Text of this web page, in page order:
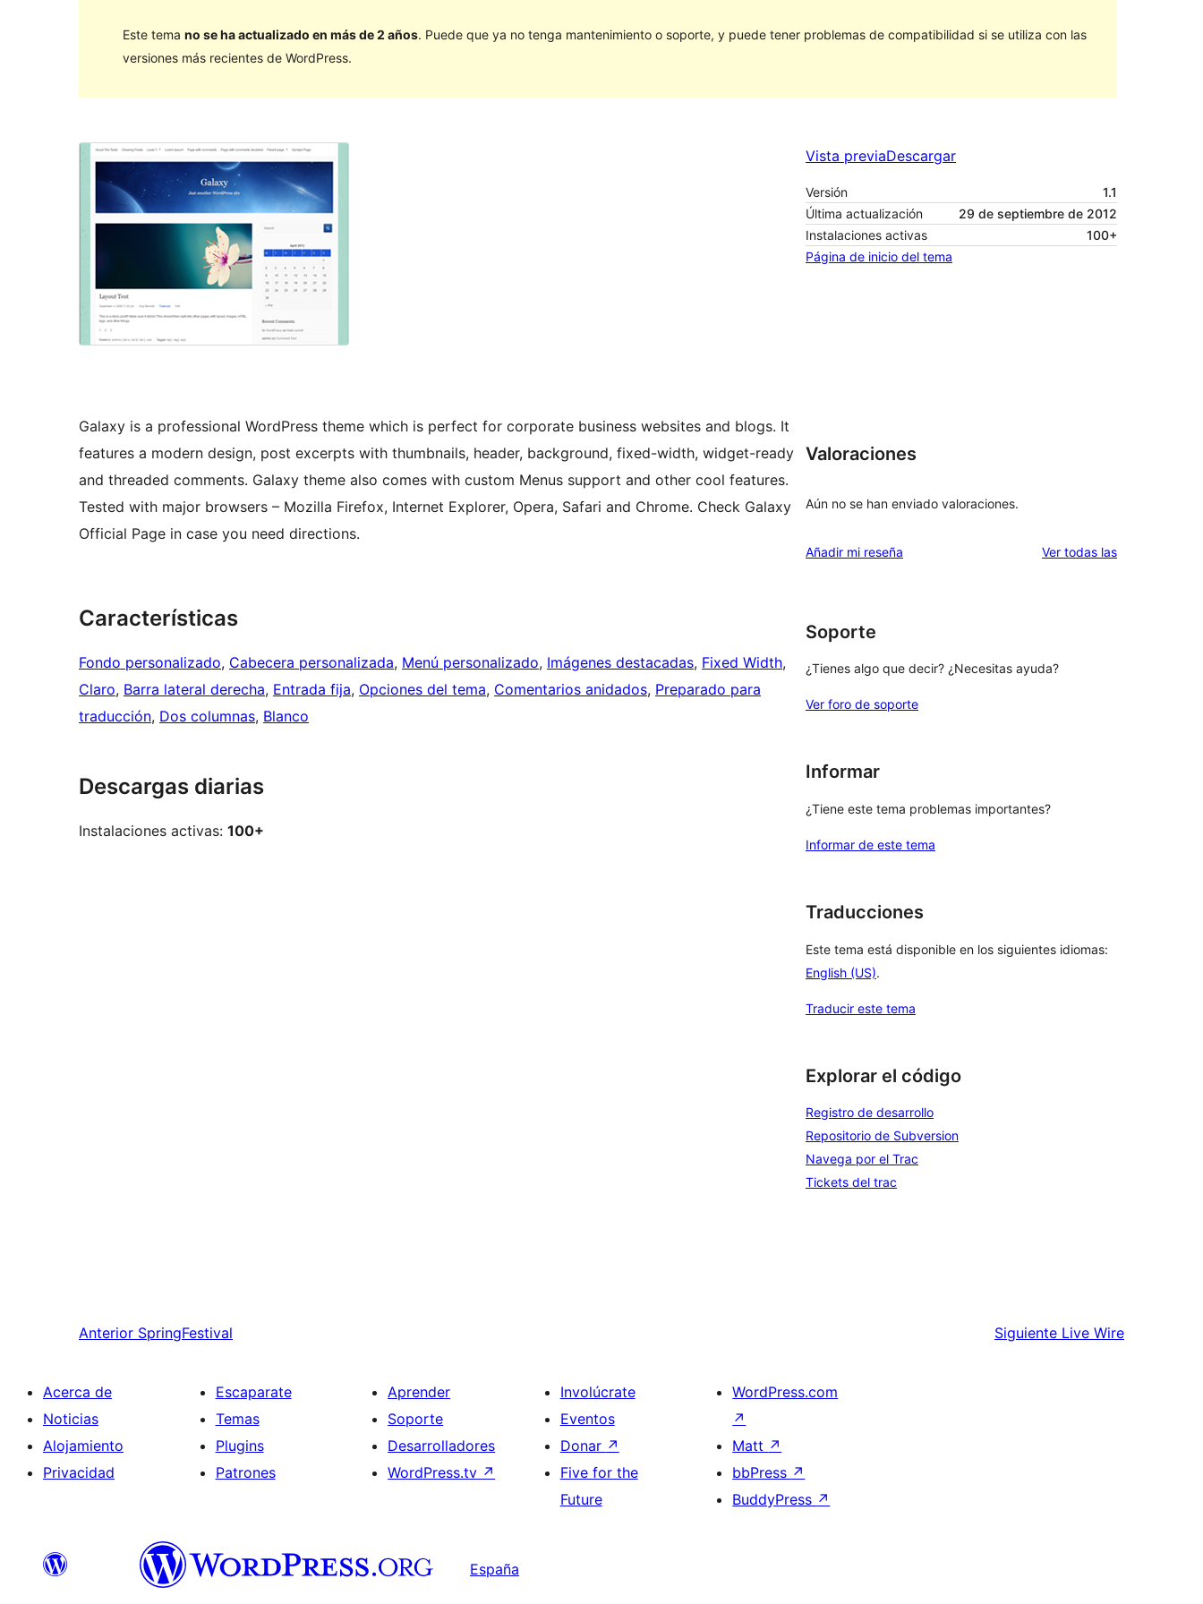
Este tema no se ha actualizado en más de 2 años. Puede que ya no tenga mantenimiento o soporte, y puede tener problemas de compatibilidad si se utiliza con las
versiones más recientes de WordPress.
Vista previaDescargar
Versión
1.1
Última actualización
29 de septiembre de 2012
Instalaciones activas
100+
Página de inicio del tema
Galaxy is a professional WordPress theme which is perfect for corporate business websites and blogs. It
features a modern design, post excerpts with thumbnails, header, background, fixed-width, widget-ready
and threaded comments. Galaxy theme also comes with custom Menus support and other cool features.
Tested with major browsers – Mozilla Firefox, Internet Explorer, Opera, Safari and Chrome. Check Galaxy
Official Page in case you need directions.
Características
Fondo personalizado, Cabecera personalizada, Menú personalizado, Imágenes destacadas, Fixed Width
Claro, Barra lateral derecha, Entrada fija, Opciones del tema, Comentarios anidados, Preparado para
traducción, Dos columnas, Blanco
Descargas diarias
Instalaciones activas: 100+
Valoraciones
Aún no se han enviado valoraciones.
Añadir mi reseña Ver todas lasvaloraciones
Soporte
¿Tienes algo que decir? ¿Necesitas ayuda?
Ver foro de soporte
Informar
¿Tiene este tema problemas importantes?
Informar de este tema
Traducciones
Este tema está disponible en los siguientes idiomas:
English (US).
Traducir este tema
Explorar el código
Registro de desarrollo
Repositorio de Subversion
Navega por el Trac
Tickets del trac
Anterior SpringFestival Siguiente Live Wire
Acerca de
Noticias
Alojamiento
Privacidad
Escaparate
Temas
Plugins
Patrones
Aprender
Soporte
Desarrolladores
WordPress.tv ↗
Involúcrate
Eventos
Donar ↗
Five for the
Future
WordPress.com
↗
Matt ↗
bbPress ↗
BuddyPress ↗
España